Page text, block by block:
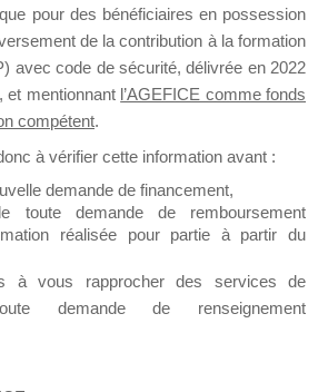
destiné aux Organismes de
souhaitent répondre à l’Appel à
du Dirigeant.
possible de laisser un message
question.
d’être
ce groupe
pour des bénéficiaires en possession
de la contribution à la formation
avec code de sécurité, délivrée en 2022
et mentionnant l’AGEFICE comme fonds
compétent.
à vérifier cette information avant :
demande de financement,
toute demande de remboursement
réalisée pour partie à partir du
à vous rapprocher des services de
demande de renseignement